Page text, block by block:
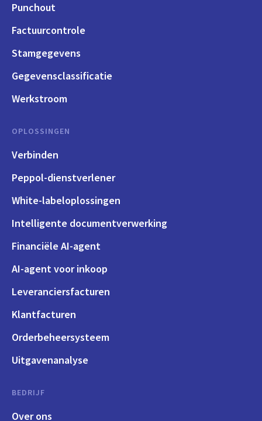
Punchout
Factuurcontrole
Stamgegevens
Gegevensclassificatie
Werkstroom
OPLOSSINGEN
Verbinden
Peppol-dienstverlener
White-labeloplossingen
Intelligente documentverwerking
Financiële AI-agent
AI-agent voor inkoop
Leveranciersfacturen
Klantfacturen
Orderbeheersysteem
Uitgavenanalyse
BEDRIJF
Over ons